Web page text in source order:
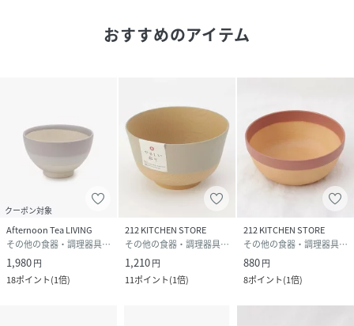
おすすめのアイテム
クーポン対象
Afternoon Tea LIVING
その他の食器・調理器具・キッチン用品
1,980円
18ポイント(1倍)
212 KITCHEN STORE
その他の食器・調理器具・キッチン用品
1,210円
11ポイント(1倍)
212 KITCHEN STORE
その他の食器・調理器具・キッチン用品
880円
8ポイント(1倍)